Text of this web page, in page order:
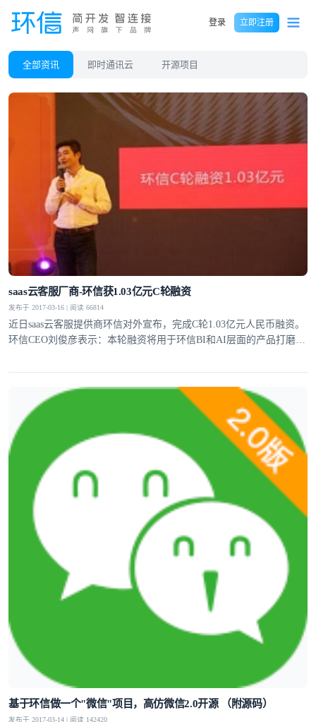
登录 立即注册
全部资讯 即时通讯云 开源项目
saas云客服厂商-环信获1.03亿元C轮融资
发布于 2017-03-16 | 阅读 66814
近日saas云客服提供商环信对外宣布，完成C轮1.03亿元人民币融资。
环信CEO刘俊彦表示：本轮融资将用于环信BI和AI层面的产品打磨，
基于环信做一个"微信"项目，高仿微信2.0开源 （附源码）
发布于 2017-03-14 | 阅读 142420